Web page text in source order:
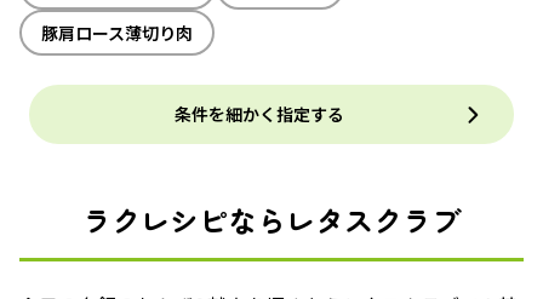
豚肩ロース薄切り肉
条件を細かく指定する
ラクレシピならレタスクラブ